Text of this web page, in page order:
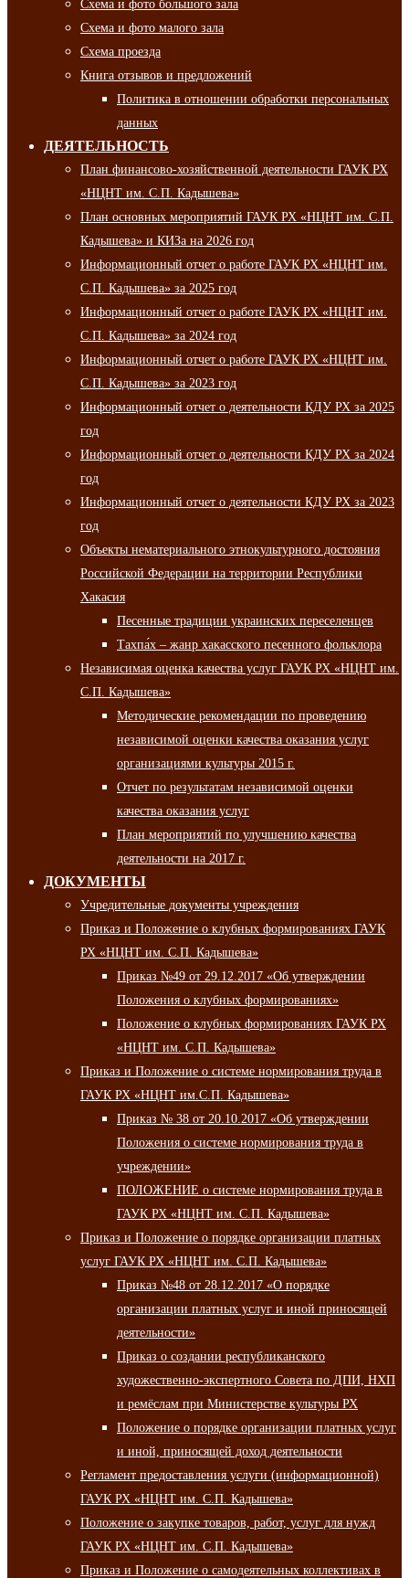
Схема и фото большого зала
Схема и фото малого зала
Схема проезда
Книга отзывов и предложений
Политика в отношении обработки персональных
данных
ДЕЯТЕЛЬНОСТЬ
План финансово-хозяйственной деятельности ГАУК РХ
«НЦНТ им. С.П. Кадышева»
План основных мероприятий ГАУК РХ «НЦНТ им. С.П.
Кадышева» и КИЗа на 2026 год
Информационный отчет о работе ГАУК РХ «НЦНТ им.
С.П. Кадышева» за 2025 год
Информационный отчет о работе ГАУК РХ «НЦНТ им.
С.П. Кадышева» за 2024 год
Информационный отчет о работе ГАУК РХ «НЦНТ им.
С.П. Кадышева» за 2023 год
Информационный отчет о деятельности КДУ РХ за 2025
год
Информационный отчет о деятельности КДУ РХ за 2024
год
Информационный отчет о деятельности КДУ РХ за 2023
год
Объекты нематериального этнокультурного достояния
Российской Федерации на территории Республики
Хакасия
Песенные традиции украинских переселенцев
Тахпа́х – жанр хакасского песенного фольклора
Независимая оценка качества услуг ГАУК РХ «НЦНТ им.
С.П. Кадышева»
Методические рекомендации по проведению
независимой оценки качества оказания услуг
организациями культуры 2015 г.
Отчет по результатам независимой оценки
качества оказания услуг
План мероприятий по улучшению качества
деятельности на 2017 г.
ДОКУМЕНТЫ
Учредительные документы учреждения
Приказ и Положение о клубных формированиях ГАУК
РХ «НЦНТ им. С.П. Кадышева»
Приказ №49 от 29.12.2017 «Об утверждении
Положения о клубных формированиях»
Положение о клубных формированиях ГАУК РХ
«НЦНТ им. С.П. Кадышева»
Приказ и Положение о системе нормирования труда в
ГАУК РХ «НЦНТ им.С.П. Кадышева»
Приказ № 38 от 20.10.2017 «Об утверждении
Положения о системе нормирования труда в
учреждении»
ПОЛОЖЕНИЕ о системе нормирования труда в
ГАУК РХ «НЦНТ им. С.П. Кадышева»
Приказ и Положение о порядке организации платных
услуг ГАУК РХ «НЦНТ им. С.П. Кадышева»
Приказ №48 от 28.12.2017 «О порядке
организации платных услуг и иной приносящей
деятельности»
Приказ о создании республиканского
художественно-экспертного Совета по ДПИ, НХП
и ремёслам при Министерстве культуры РХ
Положение о порядке организации платных услуг
и иной, приносящей доход деятельности
Регламент предоставления услуги (информационной)
ГАУК РХ «НЦНТ им. С.П. Кадышева»
Положение о закупке товаров, работ, услуг для нужд
ГАУК РХ «НЦНТ им. С.П. Кадышева»
Приказ и Положение о самодеятельных коллективах в